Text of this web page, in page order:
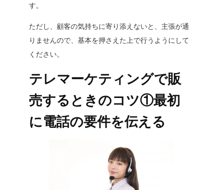
す。
ただし、顧客の気持ちに寄り添えないと、主張が通
りませんので、基本を押さえた上で行うようにして
ください。
テレマーケティングで販
売するときのコツ①最初
に電話の要件を伝える